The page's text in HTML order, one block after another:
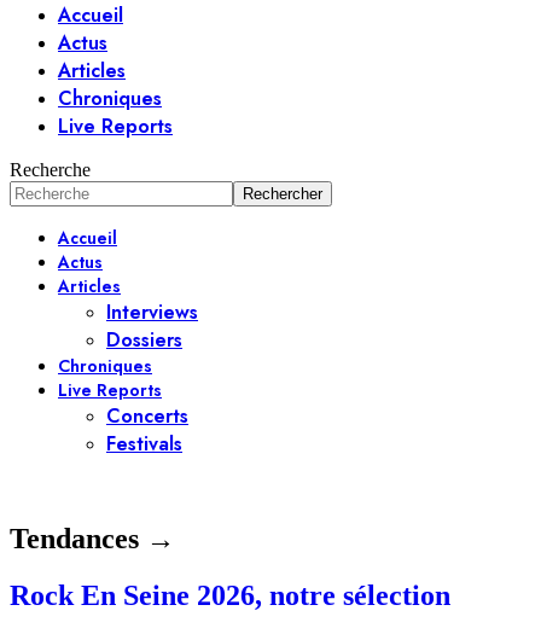
Accueil
Actus
Articles
Chroniques
Live Reports
Recherche
Accueil
Actus
Articles
Interviews
Dossiers
Chroniques
Live Reports
Concerts
Festivals
Tendances →
Rock En Seine 2026, notre sélection